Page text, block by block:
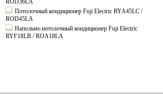
ROD36LA
Потолочный кондиционер Fuji Electric RYA45LC /
ROD45LA
Напольно-потолочный кондиционер Fuji Electric
RYF18LB / ROA18LA